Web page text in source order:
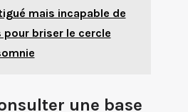
mais incapable de
briser le cercle
une base